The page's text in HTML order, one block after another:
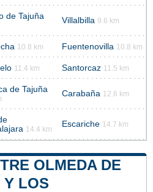
de Tajuña Villalbilla 9.6 km
10.8 km Fuentenovilla 10.8 km
11.4 km Santorcaz 11.5 km
de Tajuña Carabaña 12.6 km
14.4 km
Escariche 14.7 km
OLMEDA DE
Y LOS